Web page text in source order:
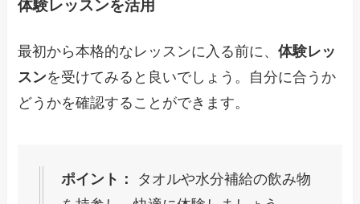
体験レッスンを活用
最初から本格的なレッスンに入る前に、体験レッ
スンを受けてみると良いでしょう。自分に合うか
どうかを確認することができます。
ポイント：
タオルや水分補給の飲み物